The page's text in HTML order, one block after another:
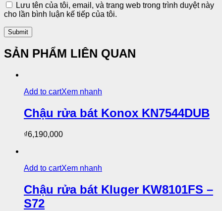
Lưu tên của tôi, email, và trang web trong trình duyệt này
cho lần bình luận kế tiếp của tôi.
SẢN PHẨM LIÊN QUAN
Add to cartXem nhanh
Chậu rửa bát Konox KN7544DUB
₫6,190,000
Add to cartXem nhanh
Chậu rửa bát Kluger KW8101FS –
S72